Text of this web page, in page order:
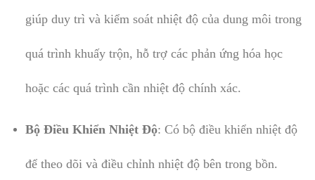
giúp duy trì và kiểm soát nhiệt độ của dung môi trong
quá trình khuấy trộn, hỗ trợ các phản ứng hóa học
hoặc các quá trình cần nhiệt độ chính xác.
Bộ Điều Khiển Nhiệt Độ: Có bộ điều khiển nhiệt độ
để theo dõi và điều chỉnh nhiệt độ bên trong bồn.